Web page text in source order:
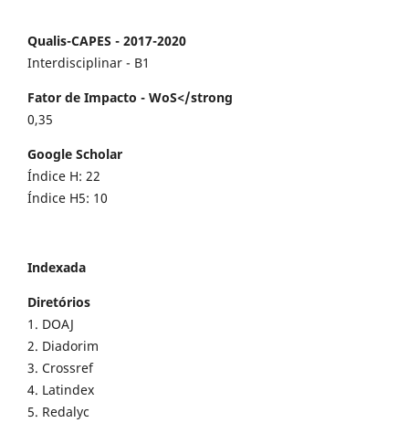
Qualis-CAPES - 2017-2020
Interdisciplinar - B1
Fator de Impacto - WoS</strong
0,35
Google Scholar
Índice H: 22
Índice H5: 10
Indexada
Diretórios
1. DOAJ
2. Diadorim
3. Crossref
4. Latindex
5. Redalyc